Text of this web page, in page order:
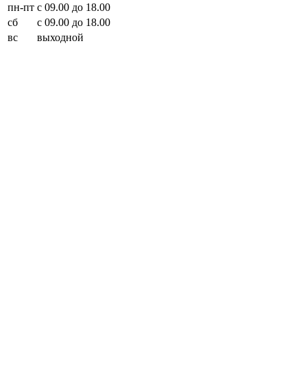
пн-пт с 09.00 до 18.00
сб
с 09.00 до 18.00
вс
выходной